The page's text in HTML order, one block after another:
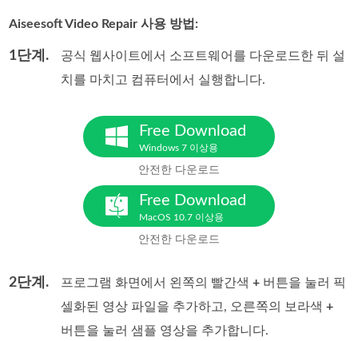
Aiseesoft Video Repair 사용 방법:
1단계.
공식 웹사이트에서 소프트웨어를 다운로드한 뒤 설
치를 마치고 컴퓨터에서 실행합니다.
Free Download
Windows 7 이상용
안전한 다운로드
Free Download
MacOS 10.7 이상용
안전한 다운로드
2단계. 프로그램 화면에서 왼쪽의 빨간색+ 버튼을 눌러 픽
셀화된 영상 파일을 추가하고, 오른쪽의 보라색+
버튼을 눌러 샘플 영상을 추가합니다.